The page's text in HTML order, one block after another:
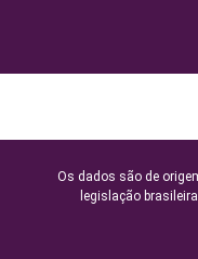
Os dados são de
legislação